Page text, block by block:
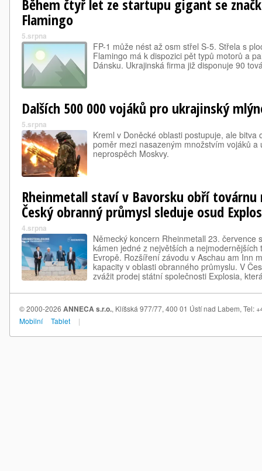
Během čtyř let ze startupu gigant se
Flamingo
5.srpna
FP-1 může nést až osm střel S-5. Střela s
Flamingo má k dispozici pět typů motorů a
Dánsku. Ukrajinská firma již disponuje 90
Dalších 500 000 vojáků pro ukrajinský
5.srpna
Kreml v Doněcké oblasti postupuje, ale bitva
poměr mezi nasazeným množstvím vojáků
neprospěch Moskvy.
Rheinmetall staví v Bavorsku obří továrnu
Český obranný průmysl sleduje osud
4.srpna
Německý koncern Rheinmetall 23. července
kámen jedné z největších a
Evropě. Rozšíření závodu v Aschau am Inn
kapacity v oblasti obranného průmyslu. V
zvážit prodej státní společnosti Explosia,
© 2000-2026 ANNECA s.r.o., Klíšská 977/77, 400 01 Ústí nad Labem, Tel:
Mobilní
Tablet |